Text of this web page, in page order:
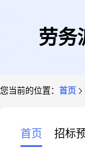
劳务
您当前的位置： 首页
首页 招标